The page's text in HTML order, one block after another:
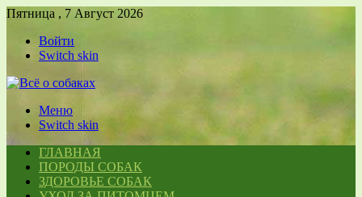
Пятница , 7 Август 2026
Войти
Switch skin
Меню
Switch skin
ГЛАВНАЯ
ПОРОДЫ СОБАК
ЗДОРОВЬЕ СОБАК